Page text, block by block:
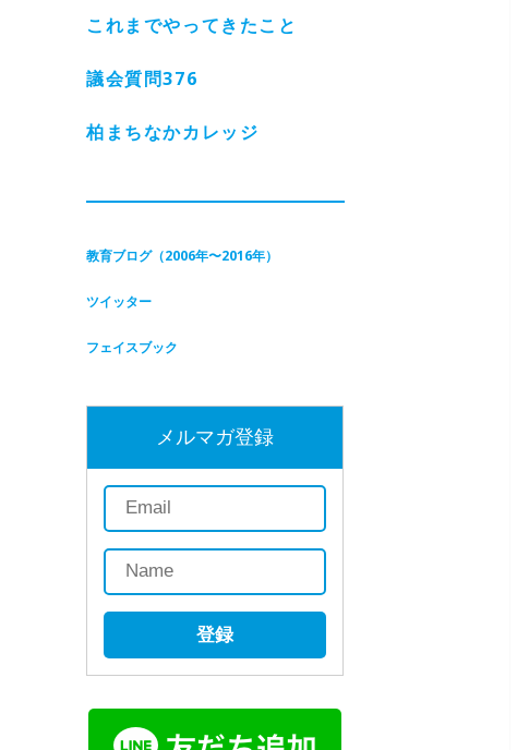
これまでやってきたこと
議会質問376
柏まちなかカレッジ
教育ブログ（2006年〜2016年）
ツイッター
フェイスブック
メルマガ登録
登録